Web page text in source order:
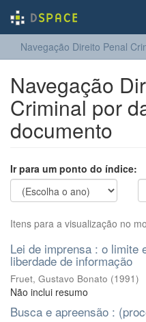
Navegação Direito Penal
Navegação
Criminal por
documento
Ir para um ponto do índice:
Itens para a visualização no
Lei de imprensa : o limite
liberdade de informação
Fruet, Gustavo Bonato (1991)
Não inclui resumo
Busca e apreensão :